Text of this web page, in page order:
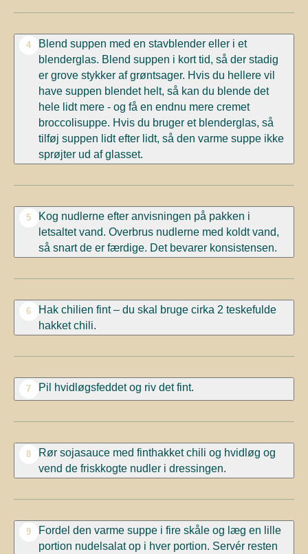
4
Blend suppen med en stavblender eller i et
blenderglas. Blend suppen i kort tid, så der stadig
er grove stykker af grøntsager. Hvis du hellere vil
have suppen blendet helt, så kan du blende det
hele lidt mere - og få en endnu mere cremet
broccolisuppe. Hvis du bruger et blenderglas, så
tilføj suppen lidt efter lidt, så den varme suppe ikke
sprøjter ud af glasset.
5
Kog nudlerne efter anvisningen på pakken i
letsaltet vand. Overbrus nudlerne med koldt vand,
så snart de er færdige. Det bevarer konsistensen.
6
Hak chilien fint – du skal bruge cirka 2 teskefulde
hakket chili.
7 Pil hvidløgsfeddet og riv det fint.
8
Rør sojasauce med finthakket chili og hvidløg og
vend de friskkogte nudler i dressingen.
9
Fordel den varme suppe i fire skåle og læg en lille
portion nudelsalat op i hver portion. Servér resten